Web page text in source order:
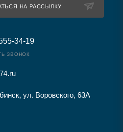
НА РАССЫЛКУ
34-19
ЗВОНОК
ул. Воровского, 63А